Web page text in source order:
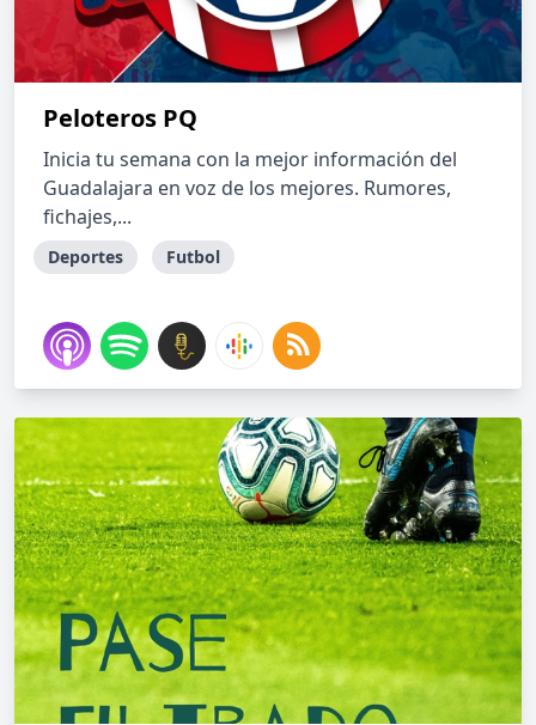
Peloteros PQ
Inicia tu semana con la mejor información del
Guadalajara en voz de los mejores. Rumores,
fichajes,...
Deportes Futbol